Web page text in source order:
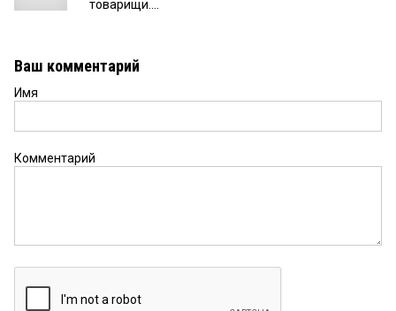
товарищи....
Ваш комментарий
Имя
Комментарий